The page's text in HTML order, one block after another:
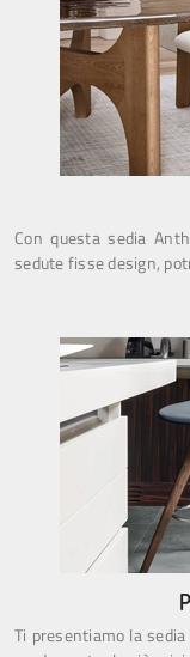
Con questa sedia
sedute fisse design,
Ti presentiamo la